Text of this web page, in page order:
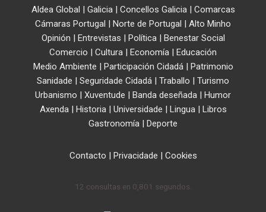
Aldea Global | Galicia| Concellos Galicia| Comarcas
Cámaras Portugal | Norte de Portugal | Alto Minho
Opinión | Entrevistas | Política| Benestar Social
Comercio | Cultura | Economía | Educación
Medio Ambiente | Participación Cidadá| Patrimonio
Sanidade | Seguridade Cidadá | Traballo | Turismo
Urbanismo | Xuventude | Banda deseñada | Humor
Axenda| Historia| Universidade | Lingua| Libros
Gastronomía | Deporte
Contacto | Privacidade | Cookies
12 consultas en 0,801 segundos.